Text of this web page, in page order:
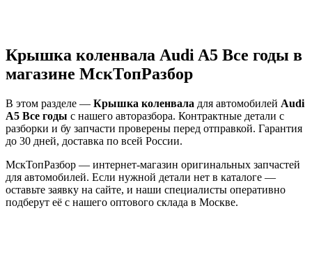
Крышка коленвала Audi A5 Все годы в
магазине МскТопРазбор
В этом разделе — Крышка коленвала для автомобилей Audi
A5 Все годы с нашего авторазбора. Контрактные детали с
разборки и бу запчасти проверены перед отправкой. Гарантия
до 30 дней, доставка по всей России.
МскТопРазбор — интернет-магазин оригинальных запчастей
для автомобилей. Если нужной детали нет в каталоге —
оставьте заявку на сайте, и наши специалисты оперативно
подберут её с нашего оптового склада в Москве.